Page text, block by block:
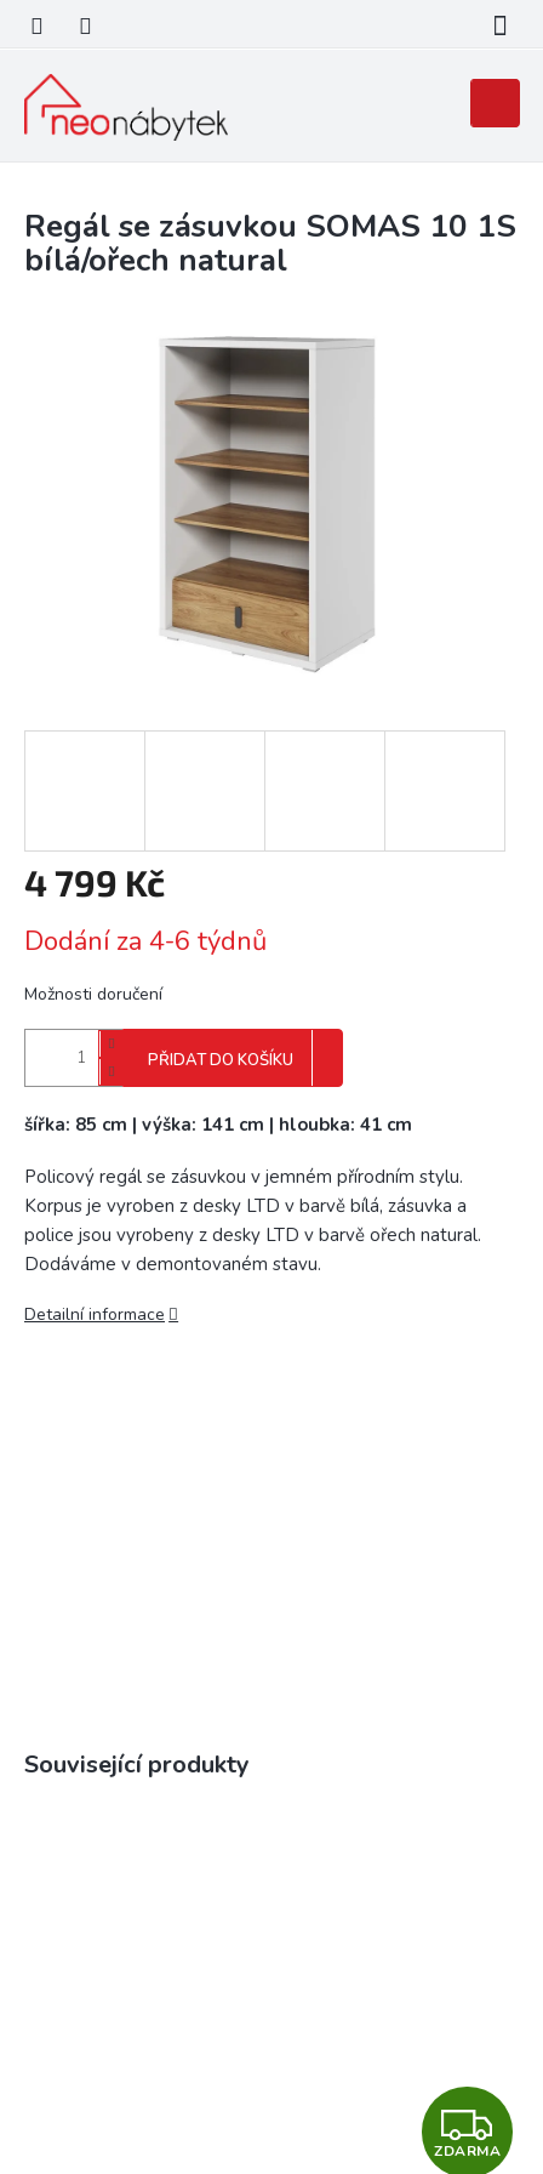
obsah
košík
Regál se zásuvkou SOMAS 10 1S
bílá/ořech natural
4 799 Kč
cena:
Dodání za 4-6 týdnů
Možnosti doručení
PŘIDAT DO KOŠÍKU
šířka: 85 cm | výška: 141 cm | hloubka: 41 cm
Policový regál se zásuvkou v jemném přírodním stylu.
Korpus je vyroben z desky LTD v barvě bílá, zásuvka a
police jsou vyrobeny z desky LTD v barvě ořech natural.
Dodáváme v demontovaném stavu.
Detailní informace
Související produkty
Z
ZDARMA